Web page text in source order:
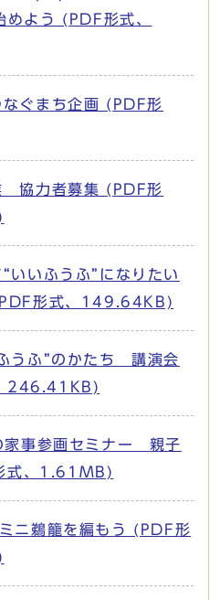
めよう (PDF形式、
ぐまち企画 (PDF形
協力者募集 (PDF形
いふうふ”になりたい
形式、149.64KB)
うふ”のかたち 講演会
246.41KB)
事参画セミナー 親子
式、1.61MB)
鵜籠を編もう (PDF形